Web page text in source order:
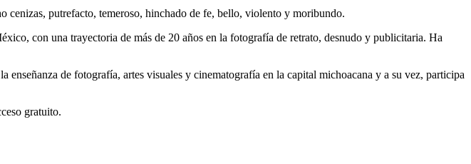
cenizas, putrefacto, temeroso, hinchado de fe, bello, violento y moribundo.
con una trayectoria de más de 20 años en la fotografía de retrato, desnudo y publicitaria. Ha
de fotografía, artes visuales y cinematografía en la capital michoacana y a su vez, participa
gratuito.